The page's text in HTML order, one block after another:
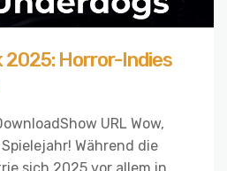
Horror-Indies
URL Wow,
Während die